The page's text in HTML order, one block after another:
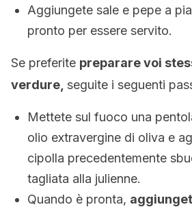
Aggiungete sale e pepe a
pronto per essere servito.
Se preferite preparare voi
verdure, seguite i seguenti
Mettete sul fuoco una
olio extravergine di oliva e
cipolla precedentemente
tagliata alla julienne.
Quando è pronta,